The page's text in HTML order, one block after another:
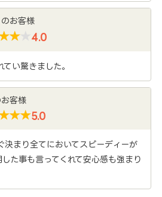
のお客様
4.0
い驚きました。
お客様
5.0
決まり全てにおいてスピーディーが
た事も言ってくれて安心感も強まり